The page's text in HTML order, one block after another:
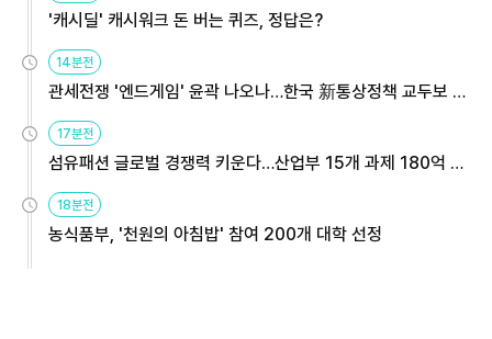
'캐시딜' 캐시워크 돈 버는 퀴즈, 정답은?
14분전
관세전쟁 '엔드게임' 윤곽 나오나…한국 新통상정책 교두보 활
17분전
섬유패션 글로벌 경쟁력 키운다…산업부 15개 과제 180억 지
18분전
농식품부, '천원의 아침밥' 참여 200개 대학 선정